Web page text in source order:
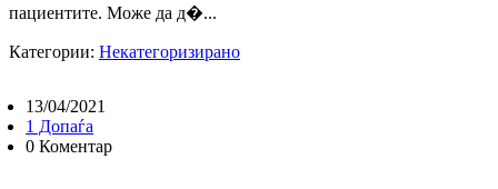
пациентите. Може да д�...
Категории: Некатегоризирано
13/04/2021
1 Допаѓа
0 Коментар